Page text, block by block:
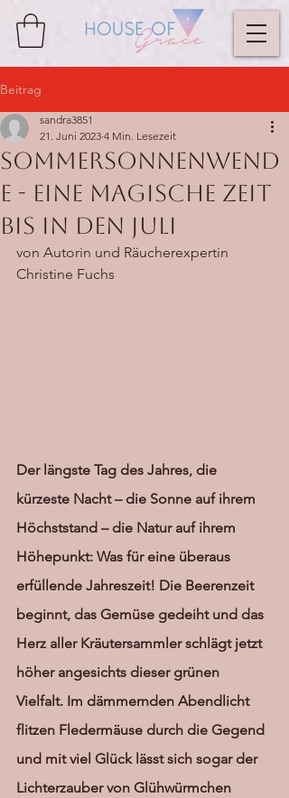
Beitrag
Sommersonnenwend
e - eine magische Zeit
bis in den Juli
sandra3851
21. Juni 2023 4 Min. Lesezeit
von Autorin und Räucherexpertin
Christine Fuchs
Der längste Tag des Jahres, die
kürzeste Nacht – die Sonne auf ihrem
Höchststand – die Natur auf ihrem
Höhepunkt: Was für eine überaus
erfüllende Jahreszeit! Die Beerenzeit
beginnt, das Gemüse gedeiht und das
Herz aller Kräutersammler schlägt jetzt
höher angesichts dieser grünen
Vielfalt. Im dämmernden Abendlicht
flitzen Fledermäuse durch die Gegend
und mit viel Glück lässt sich sogar der
Lichterzauber von Glühwürmchen